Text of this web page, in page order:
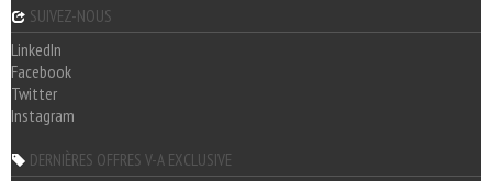
SUIVEZ-NOUS
LinkedIn
Facebook
Twitter
Instagram
DERNIÈRES OFFRES V-A EXCLUSIVE